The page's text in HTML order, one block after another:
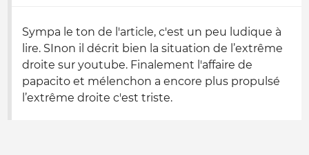
Sympa le ton de l'article, c'est un peu ludique à
lire. SInon il décrit bien la situation de l’extrême
droite sur youtube. Finalement l'affaire de
papacito et mélenchon a encore plus propulsé
l’extrême droite c'est triste.